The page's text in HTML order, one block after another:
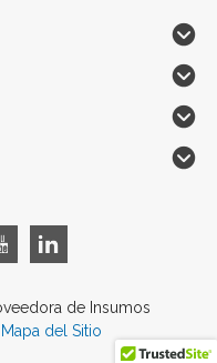
de Insumos
Mapa del Sitio